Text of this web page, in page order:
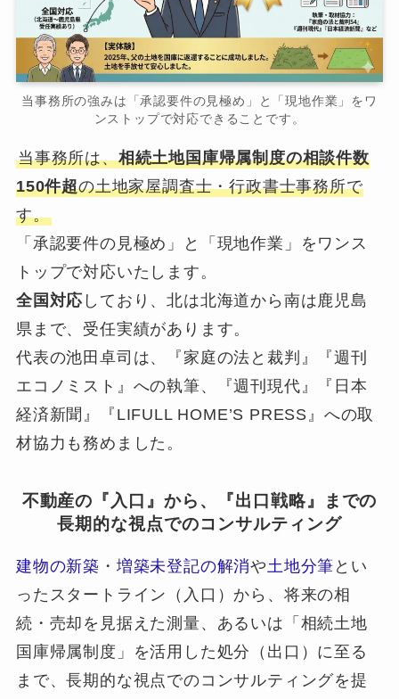
当事務所の強みは「承認要件の見極め」と「現地作業」をワ
ンストップで対応できることです。
当事務所は、相続土地国庫帰属制度の相談件数
150件超の土地家屋調査士・行政書士事務所で
す。
「承認要件の見極め」と「現地作業」をワンス
トップで対応いたします。
全国対応 しており、北は北海道から南は鹿児島
県まで、受任実績があります。
代表の池田卓司は、『家庭の法と裁判』『週刊
エコノミスト』への執筆、『週刊現代』『日本
経済新聞』『LIFULL HOME’S PRESS』への取
材協力も務めました。
不動産の『入口』から、『出口戦略』までの
長期的な視点でのコンサルティング
建物の新築 ・ 増築未登記の解消や土地分筆 とい
ったスタートライン（入口）から、将来の相
続・売却を見据えた測量、あるいは「相続土地
国庫帰属制度」を活用した処分（出口）に至る
まで、長期的な視点でのコンサルティングを提